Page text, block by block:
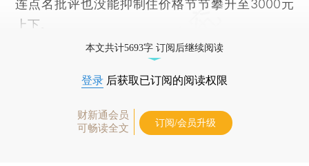
连点名批评也没能抑制住价格节节攀升至3000元
上下。
本文共计5693字 订阅后继续阅读
登录 后获取已订阅的阅读权限
财新通会员
可畅读全文
订阅/会员升级